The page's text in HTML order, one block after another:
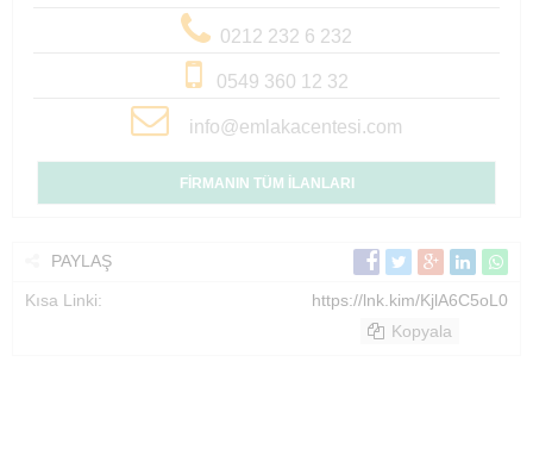
0212 232 6 232
0549 360 12 32
info@emlakacentesi.com
FİRMANIN TÜM İLANLARI
PAYLAŞ
Kısa Linki:
https://lnk.kim/KjlA6C5oL0
Kopyala